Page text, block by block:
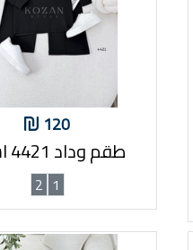
120
طقم وداد 4421 اسود
1
2